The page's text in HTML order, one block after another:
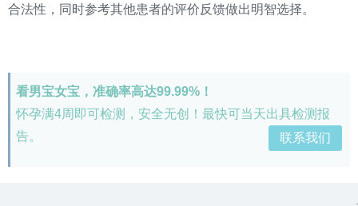
合法性，同时参考其他患者的评价反馈做出明智选择。
看男宝女宝，准确率高达99.99%！
怀孕满4周即可检测，安全无创！最快可当天出具检测报
告。
联系我们